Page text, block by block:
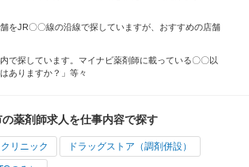
舗をJR〇〇線の沿線で探していますが、おすすめの店舗
内で探しています。マイナビ薬剤師に載っている〇〇以
ありますか？」等々
薬剤師求人を仕事内容で探す
リニック ドラッグストア（調剤併設）